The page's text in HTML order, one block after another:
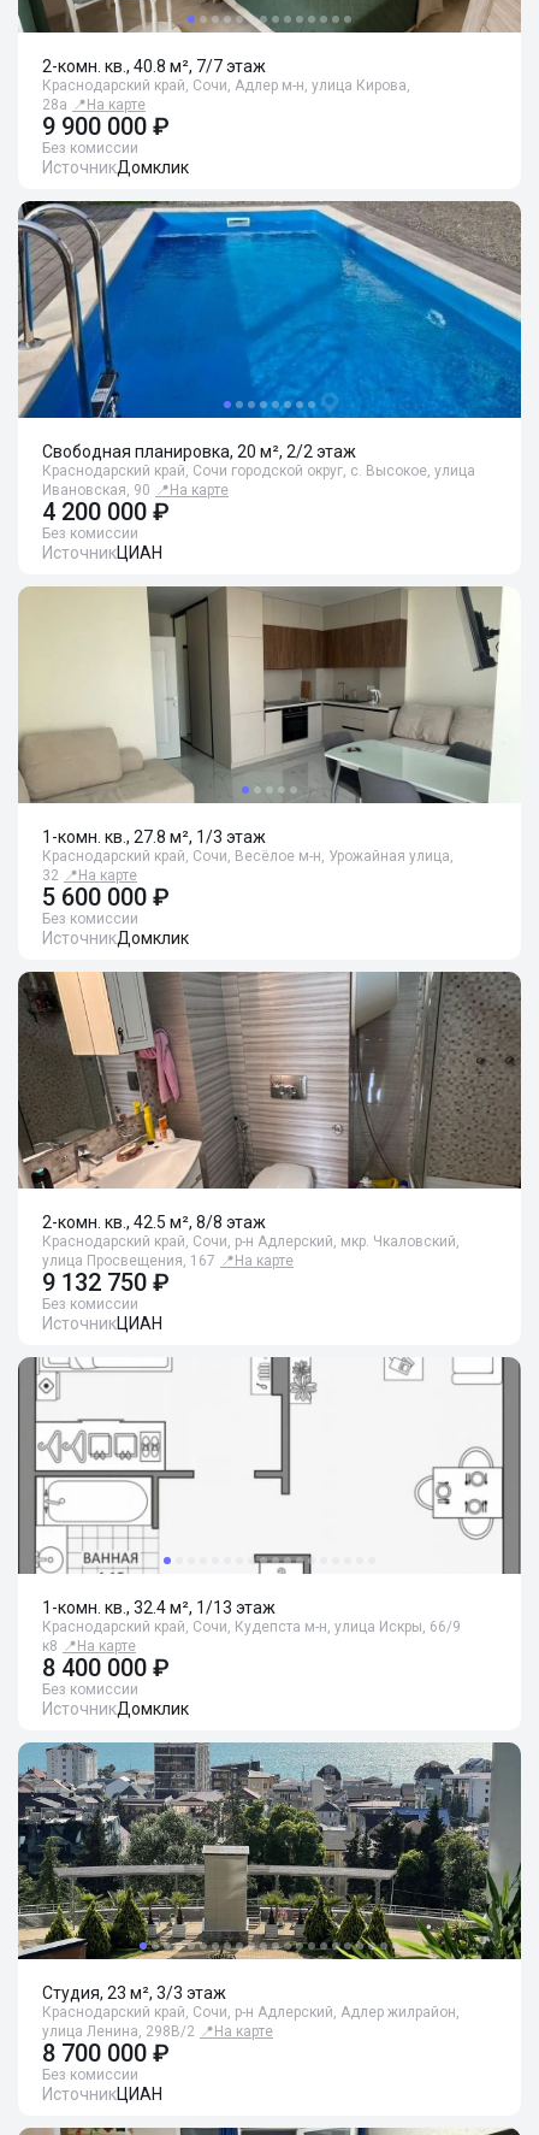
2-комн. кв., 40.8 м², 7/7 этаж
Краснодарский край, Сочи, Адлер м-н, улица Кирова,
28а 📍 На карте
9 900 000 ₽
Без комиссии
ИсточникДомклик
Свободная планировка, 20 м², 2/2 этаж
Краснодарский край, Сочи городской округ, с. Высокое, улица
Ивановская, 90 📍 На карте
4 200 000 ₽
Без комиссии
ИсточникЦИАН
1-комн. кв., 27.8 м², 1/3 этаж
Краснодарский край, Сочи, Весёлое м-н, Урожайная улица,
32 📍 На карте
5 600 000 ₽
Без комиссии
ИсточникДомклик
2-комн. кв., 42.5 м², 8/8 этаж
Краснодарский край, Сочи, р-н Адлерский, мкр. Чкаловский,
улица Просвещения, 167 📍 На карте
9 132 750 ₽
Без комиссии
ИсточникЦИАН
1-комн. кв., 32.4 м², 1/13 этаж
Краснодарский край, Сочи, Кудепста м-н, улица Искры, 66/9
к8 📍 На карте
8 400 000 ₽
Без комиссии
ИсточникДомклик
Студия, 23 м², 3/3 этаж
Краснодарский край, Сочи, р-н Адлерский, Адлер жилрайон,
улица Ленина, 298В/2 📍 На карте
8 700 000 ₽
Без комиссии
ИсточникЦИАН